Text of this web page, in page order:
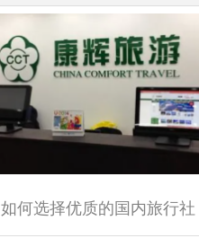
如何选择优质的国内旅行社